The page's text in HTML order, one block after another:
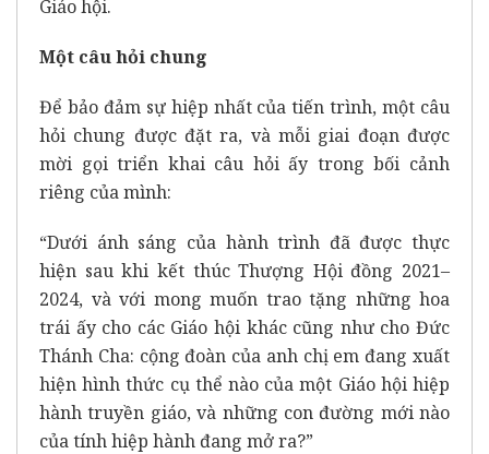
Giáo hội.
Một câu hỏi chung
Để bảo đảm sự hiệp nhất của tiến trình, một câu
hỏi chung được đặt ra, và mỗi giai đoạn được
mời gọi triển khai câu hỏi ấy trong bối cảnh
riêng của mình:
“Dưới ánh sáng của hành trình đã được thực
hiện sau khi kết thúc Thượng Hội đồng 2021–
2024, và với mong muốn trao tặng những hoa
trái ấy cho các Giáo hội khác cũng như cho Đức
Thánh Cha: cộng đoàn của anh chị em đang xuất
hiện hình thức cụ thể nào của một Giáo hội hiệp
hành truyền giáo, và những con đường mới nào
của tính hiệp hành đang mở ra?”